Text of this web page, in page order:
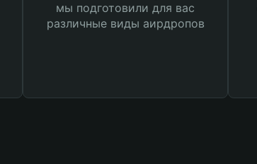
мы подготовили для вас
различные виды аирдропов